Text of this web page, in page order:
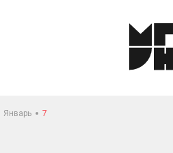
Январь 7